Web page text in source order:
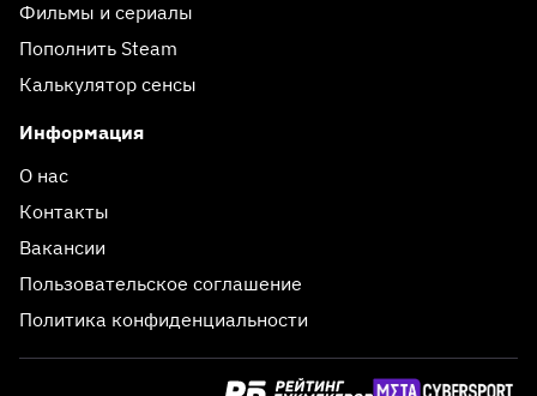
Фильмы и сериалы
Пополнить Steam
Калькулятор сенсы
Информация
О нас
Контакты
Вакансии
Пользовательское соглашение
Политика конфиденциальности